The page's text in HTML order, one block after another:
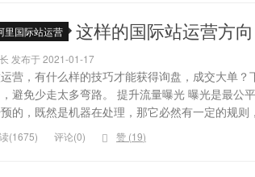
里国际站运营 这样的国际站运营方
发布于 2021-01-17
营，有什么样的技巧才能获得询盘，成交大单
避免少走太多弯路。 提升流量曝光 曝光是最公
的，既然是机器在处理，那它必然有一定的规
(1675) 评论(0) 赞 (19)